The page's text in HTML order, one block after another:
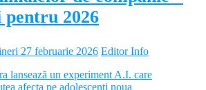
2026
27 februarie 2026 Editor Info